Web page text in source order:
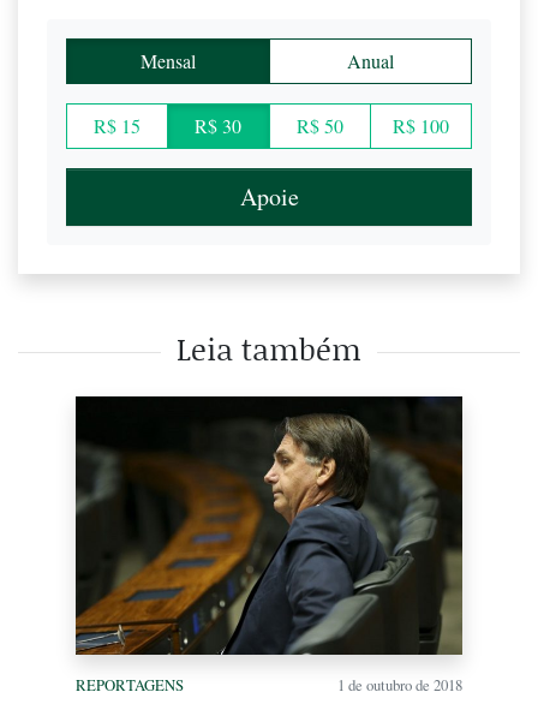
Mensal Anual
R$ 15 R$ 30 R$ 50 R$ 100
Apoie
Leia também
REPORTAGENS 1 de outubro de 2018